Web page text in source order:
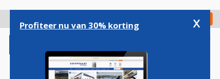
gaan
Check in
Profiteer nu van 30% korting x